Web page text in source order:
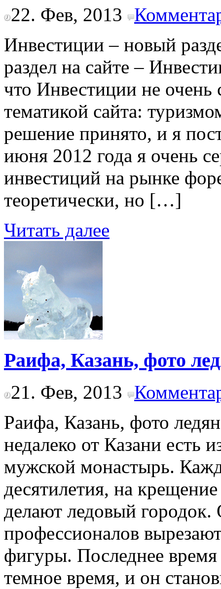
22. Фев, 2013
Инвестиции – новый
раздел на сайте –
что Инвестиции не очень
тематикой сайта:
решение принято, и я
июня 2012 года я очень
инвестиций на рынке
теоретически, но […]
Читать далее
Раифа, Казань, фото
21. Фев, 2013
Раифа, Казань, фото
недалеко от Казани есть
мужской монастырь.
десятилетия, на
делают ледовый городок.
профессионалов
фигуры. Последнее
темное время, и он